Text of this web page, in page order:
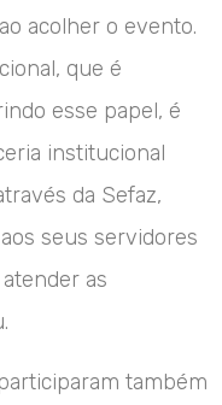
acolher o evento.
que é
esse papel, é
institucional
da Sefaz,
seus servidores
as
também